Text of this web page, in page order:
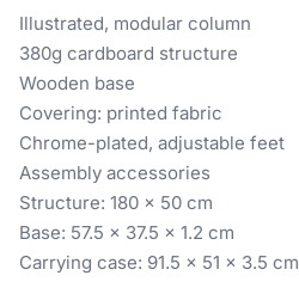
Illustrated, modular column
380g cardboard structure
Wooden base
Covering: printed fabric
Chrome-plated, adjustable feet
Assembly accessories
Structure: 180 x 50 cm
Base: 57.5 x 37.5 x 1.2 cm
Carrying case: 91.5 x 51 x 3.5 cm